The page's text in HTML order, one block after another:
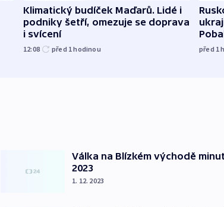
Klimatický budíček Maďarů. Lidé i
podniky šetří, omezuje se doprava
i svícení
12:08 před 1hodinou před 1
Válka na Blízkém východě
2023
1. 12. 2023